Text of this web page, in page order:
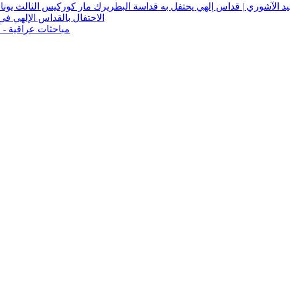
الآشوري | قداس إلهي يحتفل به قداسة البطريرك مار كوركيس الثالث
الاحتفال بالقداس الإلهي
مباحثات عراقية -